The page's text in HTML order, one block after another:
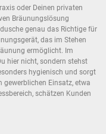
oder Deinen privaten
Bräunungslösung
genau das Richtige für
das im Stehen
ermöglicht. Im
hier nicht, sondern stehst
hygienisch und sorgt
gewerblichen Einsatz, etwa
schätzen Kunden